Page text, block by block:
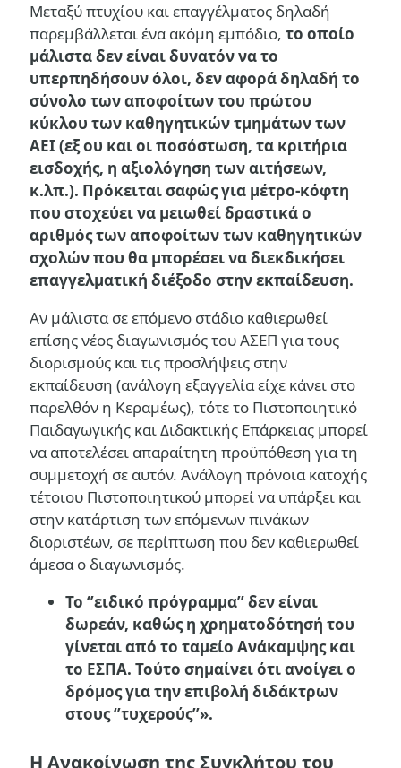
Μεταξύ πτυχίου και επαγγέλματος δηλαδή
παρεμβάλλεται ένα ακόμη εμπόδιο, το οποίο
μάλιστα δεν είναι δυνατόν να το
υπερπηδήσουν όλοι, δεν αφορά δηλαδή το
σύνολο των αποφοίτων του πρώτου
κύκλου των καθηγητικών τμημάτων των
ΑΕΙ (εξ ου και οι ποσόστωση, τα κριτήρια
εισδοχής, η αξιολόγηση των αιτήσεων,
κ.λπ.). Πρόκειται σαφώς για μέτρο-κόφτη
που στοχεύει να μειωθεί δραστικά ο
αριθμός των αποφοίτων των καθηγητικών
σχολών που θα μπορέσει να διεκδικήσει
επαγγελματική διέξοδο στην εκπαίδευση.
Αν μάλιστα σε επόμενο στάδιο καθιερωθεί
επίσης νέος διαγωνισμός του ΑΣΕΠ για τους
διορισμούς και τις προσλήψεις στην
εκπαίδευση (ανάλογη εξαγγελία είχε κάνει στο
παρελθόν η Κεραμέως), τότε το Πιστοποιητικό
Παιδαγωγικής και Διδακτικής Επάρκειας μπορεί
να αποτελέσει απαραίτητη προϋπόθεση για τη
συμμετοχή σε αυτόν. Ανάλογη πρόνοια κατοχής
τέτοιου Πιστοποιητικού μπορεί να υπάρξει και
στην κατάρτιση των επόμενων πινάκων
διοριστέων, σε περίπτωση που δεν καθιερωθεί
άμεσα ο διαγωνισμός.
Το ‘’ειδικό πρόγραμμα’’ δεν είναι
δωρεάν, καθώς η χρηματοδότησή του
γίνεται από το ταμείο Ανάκαμψης και
το ΕΣΠΑ. Τούτο σημαίνει ότι ανοίγει ο
δρόμος για την επιβολή διδάκτρων
στους ‘’τυχερούς’’».
Η Ανακοίνωση της Συγκλήτου του